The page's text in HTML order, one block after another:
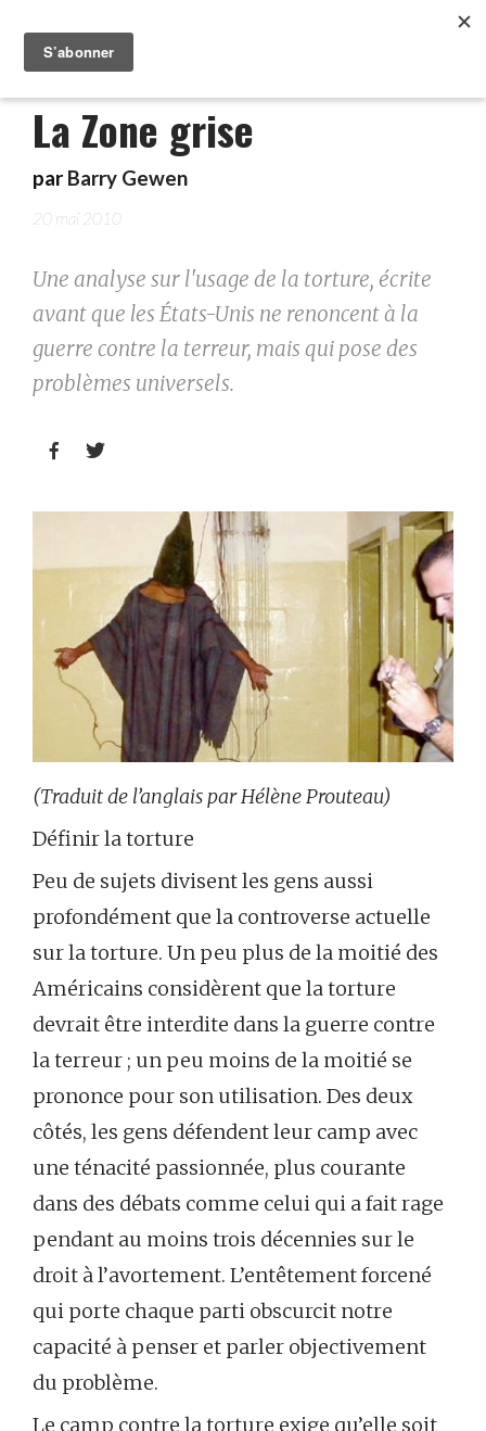
La Zone grise
par Barry Gewen
20 mai 2010
Une analyse sur l'usage de la torture, écrite
avant que les États-Unis ne renoncent à la
guerre contre la terreur, mais qui pose des
problèmes universels.
 
(Traduit de l’anglais par Hélène Prouteau)
Définir la torture
Peu de sujets divisent les gens aussi
profondément que la controverse actuelle
sur la torture. Un peu plus de la moitié des
Américains considèrent que la torture
devrait être interdite dans la guerre contre
la terreur ; un peu moins de la moitié se
prononce pour son utilisation. Des deux
côtés, les gens défendent leur camp avec
une ténacité passionnée, plus courante
dans des débats comme celui qui a fait rage
pendant au moins trois décennies sur le
droit à l’avortement. L’entêtement forcené
qui porte chaque parti obscurcit notre
capacité à penser et parler objectivement
du problème.
Le camp contre la torture exige qu’elle soit